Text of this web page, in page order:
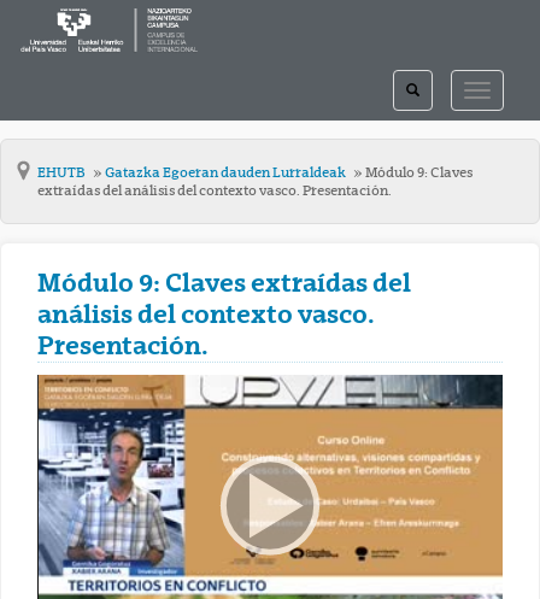
TOGGLE
TOGGLE
SEARCH
EHUTB Gatazka Egoeran dauden Lurraldeak
Módulo 9: Claves
extraídas del análisis del contexto vasco. Presentación.
Módulo 9: Claves extraídas del
análisis del contexto vasco.
Presentación.